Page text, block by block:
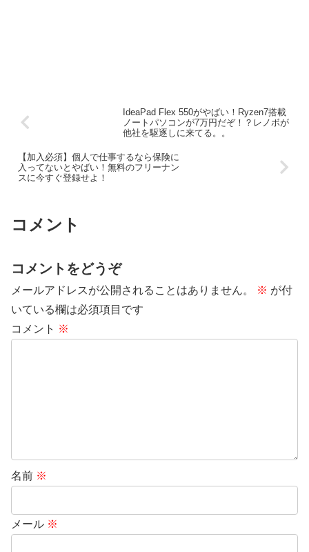
IdeaPad Flex 550がやばい！Ryzen7搭載
ノートパソコンが7万円だぞ！？レノボが
他社を駆逐しに来てる。。
【加入必須】個人で仕事するなら保険に
入ってないとやばい！無料のフリーナン
スに今すぐ登録せよ！
コメント
コメントをどうぞ
メールアドレスが公開されることはありません。 ※ が付
いている欄は必須項目です
コメント ※
名前 ※
メール ※